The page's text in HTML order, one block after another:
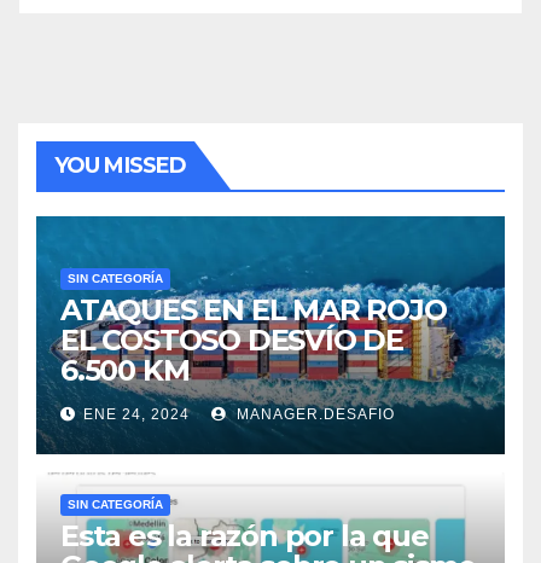
YOU MISSED
SIN CATEGORÍA
ATAQUES EN EL MAR ROJO
EL COSTOSO DESVÍO DE
6.500 KM
ENE 24, 2024 MANAGER.DESAFIO
SIN CATEGORÍA
Esta es la razón por la que